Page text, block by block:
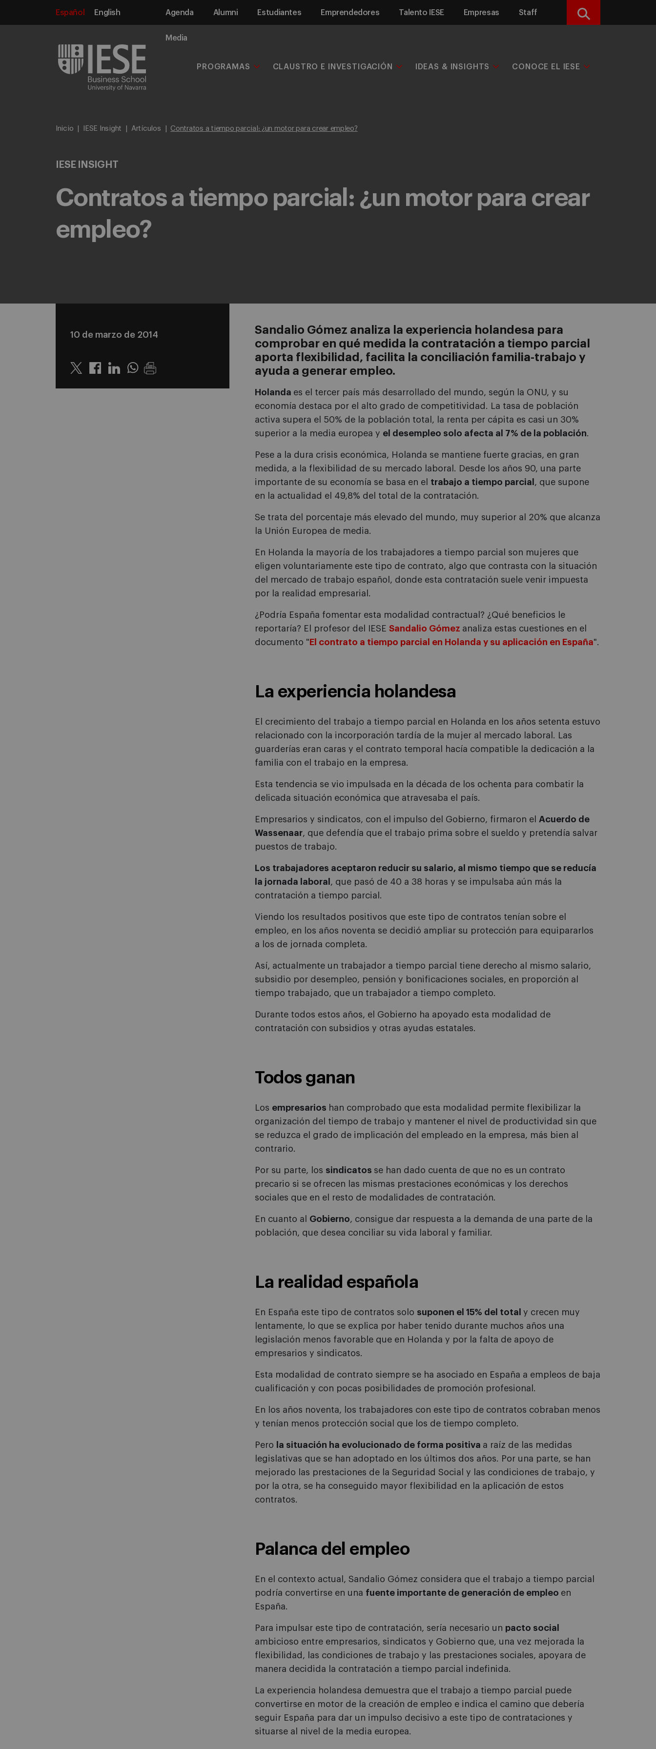
Español English Agenda Alumni Estudiantes Emprendedores Talento IESE Empresas Staff
Media
Buscar
PROGRAMAS CLAUSTRO E INVESTIGACIÓN IDEAS & INSIGHTS CONOCE EL IESE
Inicio IESE Insight Artículos Contratos a tiempo parcial: ¿un motor para crear empleo?
IESE INSIGHT
Contratos a tiempo parcial: ¿un motor para crear
empleo?
10 de marzo de 2014
Twitter LinkedinWhatsapp
Sandalio Gómez analiza la experiencia holandesa para
comprobar en qué medida la contratación a tiempo parcial
aporta flexibilidad, facilita la conciliación familia-trabajo y
ayuda a generar empleo.
Holanda es el tercer país más desarrollado del mundo, según la ONU, y su
economía destaca por el alto grado de competitividad. La tasa de población
activa supera el 50% de la población total, la renta per cápita es casi un 30%
superior a la media europea y el desempleo solo afecta al 7% de la población.
Pese a la dura crisis económica, Holanda se mantiene fuerte gracias, en gran
medida, a la flexibilidad de su mercado laboral. Desde los años 90, una parte
importante de su economía se basa en el trabajo a tiempo parcial , que supone
en la actualidad el 49,8% del total de la contratación.
Se trata del porcentaje más elevado del mundo, muy superior al 20% que alcanza
la Unión Europea de media.
En Holanda la mayoría de los trabajadores a tiempo parcial son mujeres que
eligen voluntariamente este tipo de contrato, algo que contrasta con la situación
del mercado de trabajo español, donde esta contratación suele venir impuesta
por la realidad empresarial.
¿Podría España fomentar esta modalidad contractual? ¿Qué beneficios le
reportaría? El profesor del IESE Sandalio Gómez analiza estas cuestiones en el
documento " El contrato a tiempo parcial en Holanda y su aplicación en España".
La experiencia holandesa
El crecimiento del trabajo a tiempo parcial en Holanda en los años setenta estuvo
relacionado con la incorporación tardía de la mujer al mercado laboral. Las
guarderías eran caras y el contrato temporal hacía compatible la dedicación a la
familia con el trabajo en la empresa.
Esta tendencia se vio impulsada en la década de los ochenta para combatir la
delicada situación económica que atravesaba el país.
Empresarios y sindicatos, con el impulso del Gobierno, firmaron el Acuerdo de
Wassenaar, que defendía que el trabajo prima sobre el sueldo y pretendía salvar
puestos de trabajo.
Los trabajadores aceptaron reducir su salario, al mismo tiempo que se reducía
la jornada laboral , que pasó de 40 a 38 horas y se impulsaba aún más la
contratación a tiempo parcial.
Viendo los resultados positivos que este tipo de contratos tenían sobre el
empleo, en los años noventa se decidió ampliar su protección para equipararlos
a los de jornada completa.
Así, actualmente un trabajador a tiempo parcial tiene derecho al mismo salario,
subsidio por desempleo, pensión y bonificaciones sociales, en proporción al
tiempo trabajado, que un trabajador a tiempo completo.
Durante todos estos años, el Gobierno ha apoyado esta modalidad de
contratación con subsidios y otras ayudas estatales.
Todos ganan
Los empresarios han comprobado que esta modalidad permite flexibilizar la
organización del tiempo de trabajo y mantener el nivel de productividad sin que
se reduzca el grado de implicación del empleado en la empresa, más bien al
contrario.
Por su parte, los sindicatos se han dado cuenta de que no es un contrato
precario si se ofrecen las mismas prestaciones económicas y los derechos
sociales que en el resto de modalidades de contratación.
En cuanto al Gobierno, consigue dar respuesta a la demanda de una parte de la
población, que desea conciliar su vida laboral y familiar.
La realidad española
En España este tipo de contratos solo suponen el 15% del total y crecen muy
lentamente, lo que se explica por haber tenido durante muchos años una
legislación menos favorable que en Holanda y por la falta de apoyo de
empresarios y sindicatos.
Esta modalidad de contrato siempre se ha asociado en España a empleos de baja
cualificación y con pocas posibilidades de promoción profesional.
En los años noventa, los trabajadores con este tipo de contratos cobraban menos
y tenían menos protección social que los de tiempo completo.
Pero la situación ha evolucionado de forma positiva a raíz de las medidas
legislativas que se han adoptado en los últimos dos años. Por una parte, se han
mejorado las prestaciones de la Seguridad Social y las condiciones de trabajo, y
por la otra, se ha conseguido mayor flexibilidad en la aplicación de estos
contratos.
Palanca del empleo
En el contexto actual, Sandalio Gómez considera que el trabajo a tiempo parcial
podría convertirse en una fuente importante de generación de empleo en
España.
Para impulsar este tipo de contratación, sería necesario un pacto social
ambicioso entre empresarios, sindicatos y Gobierno que, una vez mejorada la
flexibilidad, las condiciones de trabajo y las prestaciones sociales, apoyara de
manera decidida la contratación a tiempo parcial indefinida.
La experiencia holandesa demuestra que el trabajo a tiempo parcial puede
convertirse en motor de la creación de empleo e indica el camino que debería
seguir España para dar un impulso decisivo a este tipo de contrataciones y
situarse al nivel de la media europea.